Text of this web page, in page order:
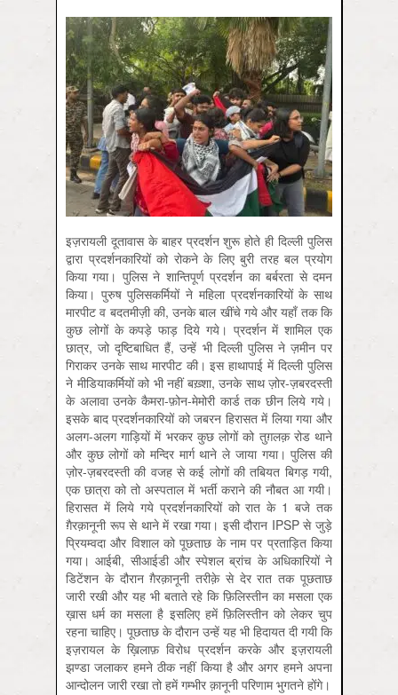
इज़रायली दूतावास के बाहर प्रदर्शन शुरू होते ही दिल्ली पुलिस
द्वारा प्रदर्शनकारियों को रोकने के लिए बुरी तरह बल प्रयोग
किया गया। पुलिस ने शान्तिपूर्ण प्रदर्शन का बर्बरता से दमन
किया। पुरुष पुलिसकर्मियों ने महिला प्रदर्शनकारियों के साथ
मारपीट व बदतमीज़ी की, उनके बाल खींचे गये और यहाँ तक कि
कुछ लोगों के कपड़े फाड़ दिये गये। प्रदर्शन में शामिल एक
छात्र, जो दृष्टिबाधित हैं, उन्हें भी दिल्ली पुलिस ने ज़मीन पर
गिराकर उनके साथ मारपीट की। इस हाथापाई में दिल्ली पुलिस
ने मीडियाकर्मियों को भी नहीं बख़्शा, उनके साथ ज़ोर-ज़बरदस्ती
के अलावा उनके कैमरा-फ़ोन-मेमोरी कार्ड तक छीन लिये गये।
इसके बाद प्रदर्शनकारियों को जबरन हिरासत में लिया गया और
अलग-अलग गाड़ियों में भरकर कुछ लोगों को तुग़लक़ रोड थाने
और कुछ लोगों को मन्दिर मार्ग थाने ले जाया गया। पुलिस की
ज़ोर-ज़बरदस्ती की वजह से कई लोगों की तबियत बिगड़ गयी,
एक छात्रा को तो अस्पताल में भर्ती कराने की नौबत आ गयी।
हिरासत में लिये गये प्रदर्शनकारियों को रात के 1 बजे तक
ग़ैरक़ानूनी रूप से थाने में रखा गया। इसी दौरान IPSP से जुड़े
प्रियम्वदा और विशाल को पूछताछ के नाम पर प्रताड़ित किया
गया। आईबी, सीआईडी और स्पेशल ब्रांच के अधिकारियों ने
डिटेंशन के दौरान ग़ैरक़ानूनी तरीक़े से देर रात तक पूछताछ
जारी रखी और यह भी बताते रहे कि फ़िलिस्तीन का मसला एक
ख़ास धर्म का मसला है इसलिए हमें फ़िलिस्तीन को लेकर चुप
रहना चाहिए। पूछताछ के दौरान उन्हें यह भी हिदायत दी गयी कि
इज़रायल के ख़िलाफ़ विरोध प्रदर्शन करके और इज़रायली
झण्डा जलाकर हमने ठीक नहीं किया है और अगर हमने अपना
आन्दोलन जारी रखा तो हमें गम्भीर क़ानूनी परिणाम भुगतने होंगे।